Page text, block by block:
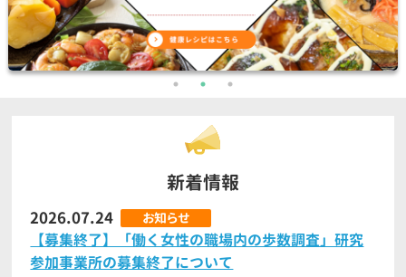
新着情報
2026.07.24 お知らせ
【募集終了】「働く女性の職場内の歩数調査」研究
参加事業所の募集終了について